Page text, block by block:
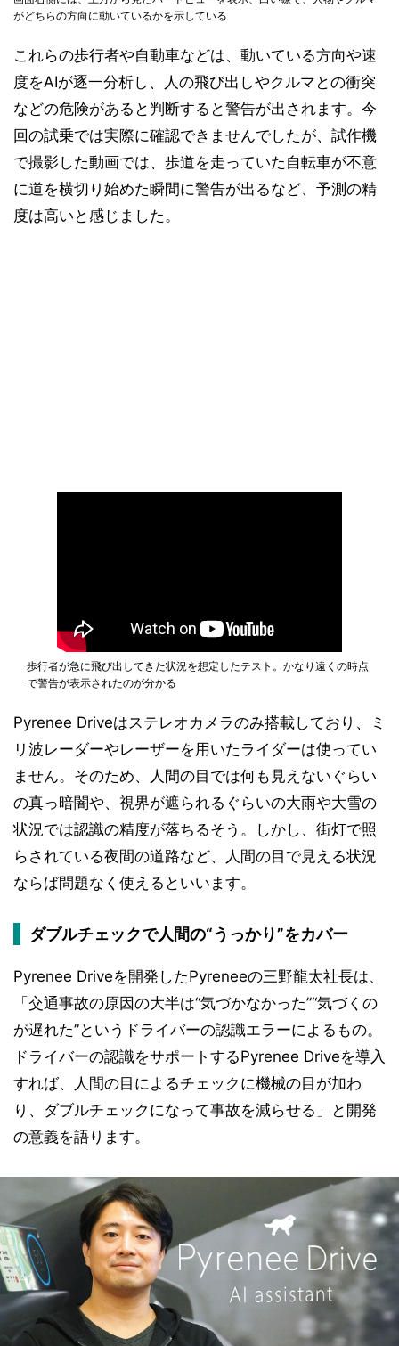
がどちらの方向に動いているかを示している
これらの歩行者や自動車などは、動いている方向や速
度をAIが逐一分析し、人の飛び出しやクルマとの衝突
などの危険があると判断すると警告が出されます。今
回の試乗では実際に確認できませんでしたが、試作機
で撮影した動画では、歩道を走っていた自転車が不意
に道を横切り始めた瞬間に警告が出るなど、予測の精
度は高いと感じました。
歩行者が急に飛び出してきた状況を想定したテスト。かなり遠くの時点
で警告が表示されたのが分かる
Pyrenee Driveはステレオカメラのみ搭載しており、ミ
リ波レーダーやレーザーを用いたライダーは使ってい
ません。そのため、人間の目では何も見えないぐらい
の真っ暗闇や、視界が遮られるぐらいの大雨や大雪の
状況では認識の精度が落ちるそう。しかし、街灯で照
らされている夜間の道路など、人間の目で見える状況
ならば問題なく使えるといいます。
ダブルチェックで人間の“うっかり”をカバー
Pyrenee Driveを開発したPyreneeの三野龍太社長は、
「交通事故の原因の大半は“気づかなかった”“気づくの
が遅れた”というドライバーの認識エラーによるもの。
ドライバーの認識をサポートするPyrenee Driveを導入
すれば、人間の目によるチェックに機械の目が加わ
り、ダブルチェックになって事故を減らせる」と開発
の意義を語ります。